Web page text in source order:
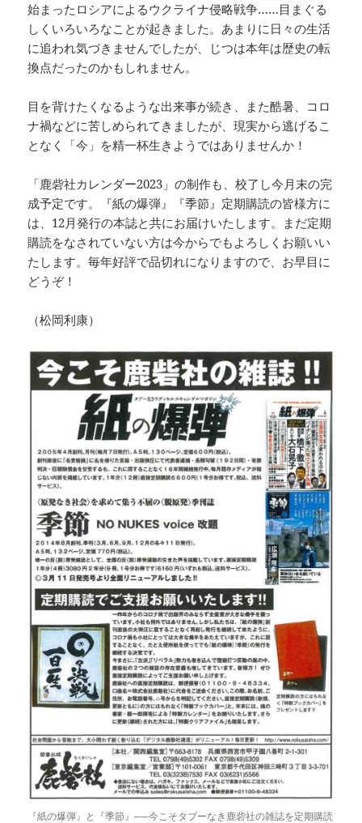
始まったロシアによるウクライナ侵略戦争……目まぐる
しくいろいろなことが起きました。あまりに日々の生活
に追われ気づきませんでしたが、じつは本年は歴史の転
換点だったのかもしれません。
目を背けたくなるような出来事が続き、また酷暑、コロ
ナ禍などに苦しめられてきましたが、現実から逃げるこ
となく「今」を精一杯生きようではありませんか！
「鹿砦社カレンダー2023」の制作も、校了し今月末の完
成予定です。『紙の爆弾』『季節』定期購読の皆様方に
は、12月発行の本誌と共にお届けいたします。まだ定期
購読をなされていない方は今からでもよろしくお願いい
たします。毎年好評で品切れになりますので、お早目に
どうぞ！
（松岡利康）
『紙の爆弾』と『季節』──今こそタブーなき鹿砦社の雑誌を定期購読